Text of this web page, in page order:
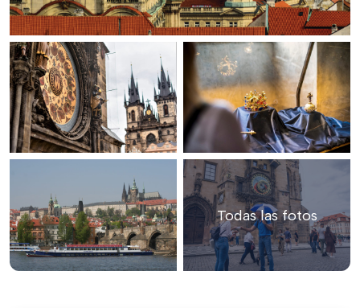
Todas las fotos